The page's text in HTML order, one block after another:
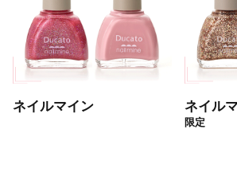
ネイルマイン ネイル
限定